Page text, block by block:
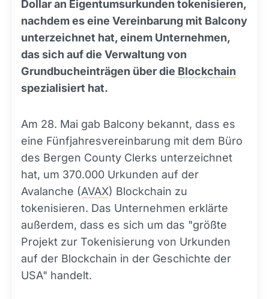
Dollar an Eigentumsurkunden tokenisieren,
nachdem es eine Vereinbarung mit Balcony
unterzeichnet hat, einem Unternehmen,
das sich auf die Verwaltung von
Grundbucheinträgen über die Blockchain
spezialisiert hat.
Am 28. Mai gab Balcony bekannt, dass es
eine Fünfjahresvereinbarung mit dem Büro
des Bergen County Clerks unterzeichnet
hat, um 370.000 Urkunden auf der
Avalanche (AVAX) Blockchain zu
tokenisieren. Das Unternehmen erklärte
außerdem, dass es sich um das "größte
Projekt zur Tokenisierung von Urkunden
auf der Blockchain in der Geschichte der
USA" handelt.